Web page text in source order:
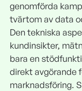
genomförda
tvärtom av data
Den tekniska
kundinsikter,
bara en
direkt avgörande
marknadsföring.